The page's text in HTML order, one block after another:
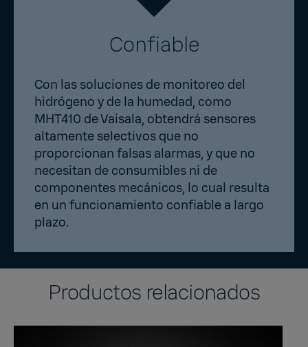
Confiable
Con las soluciones de monitoreo del
hidrógeno y de la humedad, como
MHT410 de Vaisala, obtendrá sensores
altamente selectivos que no
proporcionan falsas alarmas, y que no
necesitan de consumibles ni de
componentes mecánicos, lo cual resulta
en un funcionamiento confiable a largo
plazo.
Productos relacionados